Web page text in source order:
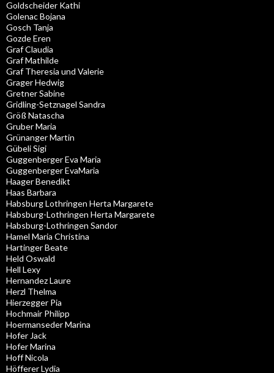
Goldscheider Kathi
Golenac Bojana
Gosch Tanja
Gozde Eren
Graf Claudia
Graf Mathilde
Graf Theresia und Valerie
Grager Hedwig
Gretner Sabine
Gridling-Setznagel Sandra
Größ Natascha
Gruber Maria
Grünanger Martin
Gübeli Sigi
Guggenberger Eva Maria
Guggenberger EvaMaria
Haager Benedikt
Haas Barbara
Habsburg Lothringen Herta Margarete
Habsburg-Lothringen Herta Margarete
Habsburg-Lothringen Sandor
Hamel Maria Christina
Hartinger Beate
Held Oswald
Hell Lexy
Hernandez Laure
Herzl Thelma
Hierzegger Pia
Hochmair Philipp
Hoermanseder Marina
Hofer Jack
Hofer Marina
Hoff Nicola
Höfferer Lydia